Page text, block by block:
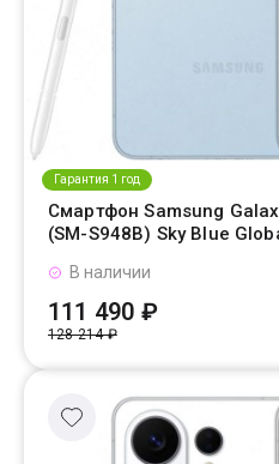
Гарантия 1 год
Смартфон Samsung
(SM-S948B) Sky Blue
В наличии
111 490 ₽
128 214 ₽